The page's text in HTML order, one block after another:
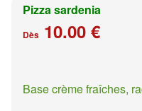
Pizza sardenia
Dès 10.00 €
Base crème fraîches,